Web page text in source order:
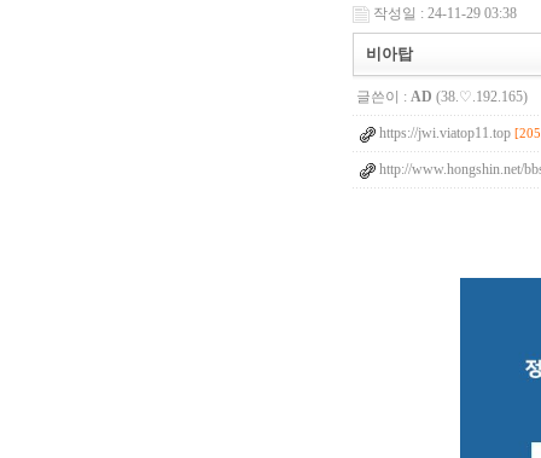
작성일 : 24-11-29 03:38
비아탑
글쓴이 : AD (38.♡.192.165)
https://jwi.viatop11.top
http://www.hongshin.net/